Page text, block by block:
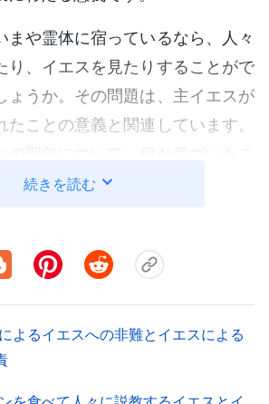
まや霊体に宿っているなら、人々
り、イエスを見たりすることがで
ょうか。その問題は、主イエスが
たことの意義と関連しています。
通常、霊体は見ることも触れるこ
ば、イエスが元の姿で人々の前に
霊体がトマスのような人の前に
その意義がより具体的なものとな
続きを読む
よるイエスへの非難とイエスによる